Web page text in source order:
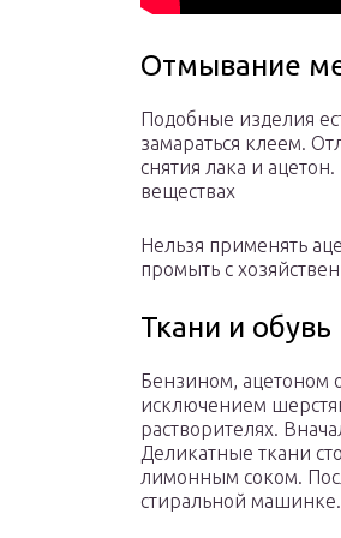
Отмывание
Подобные изделия
замараться клеем.
снятия лака и
веществах
Нельзя применять
промыть с
Ткани и обувь
Бензином, ацетоном
исключением
растворителях.
Деликатные ткани
лимонным соком.
стиральной машинке.